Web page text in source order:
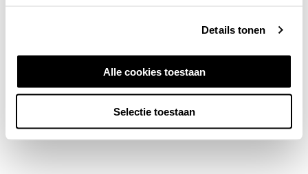
Details tonen
Alle cookies toestaan
Selectie toestaan